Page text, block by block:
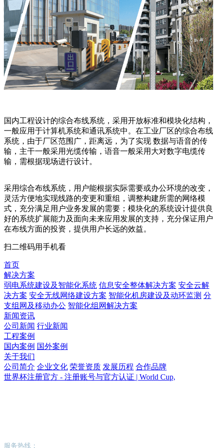
国内工程设计的综合布线系统，采用开放标准和模块化结构，
一般应用于计算机系统和通讯系统中。在工业厂区的综合布线
系统，由于厂区范围广，距离远，为了实现 数据与语音的传
输，主干一般采用光缆传输，语音一般采用大对数字电缆传
输，需根据现场进行设计。
采用综合布线系统，用户能根据实际需要或办公环境的改变，
灵活方便地实现线路的变更和重组，调整构建所需的网络模
式，充分满足用户业务发展的需要；模块化的系统设计提供良
好的系统扩展能力及面向未来应用发展的支持，充分保证用户
在布线方面的投资，提供用户长远的效益。
扫二维码用手机看
首页
解决方案
弱电系统建设及智能化系统 信息安全整体解决方案 安全云解
决方案 安全无线网络建设方案 智能化机房建设及动环监测 分
支组网及移动办公 智能化组网解决方案
新闻资讯
公司新闻 行业新闻
工程案例
国内案例 国外案例
关于我们
公司简介 企业文化 荣誉资质 发展历程 合作品牌
世界杯注册官方 - 注册账号与官方认证 | World Cup,
服务热线：